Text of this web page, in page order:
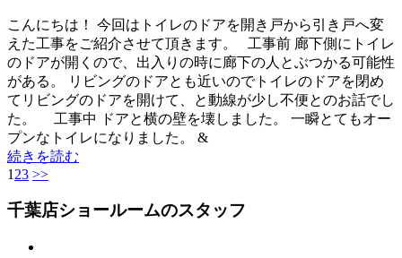
こんにちは！ 今回はトイレのドアを開き戸から引き戸へ変
えた工事をご紹介させて頂きます。 工事前 廊下側にトイレ
のドアが開くので、出入りの時に廊下の人とぶつかる可能性
がある。 リビングのドアとも近いのでトイレのドアを閉め
てリビングのドアを開けて、と動線が少し不便とのお話でし
た。 工事中 ドアと横の壁を壊しました。 一瞬とてもオー
プンなトイレになりました。 &
続きを読む
1 23 >>
千葉店ショールームのスタッフ